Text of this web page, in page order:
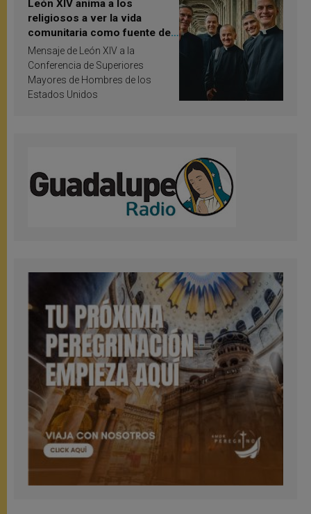
León XIV anima a los
religiosos a ver la vida
comunitaria como fuente de
inspiración y santificación
Mensaje de León XIV a la
Conferencia de Superiores
Mayores de Hombres de los
Estados Unidos